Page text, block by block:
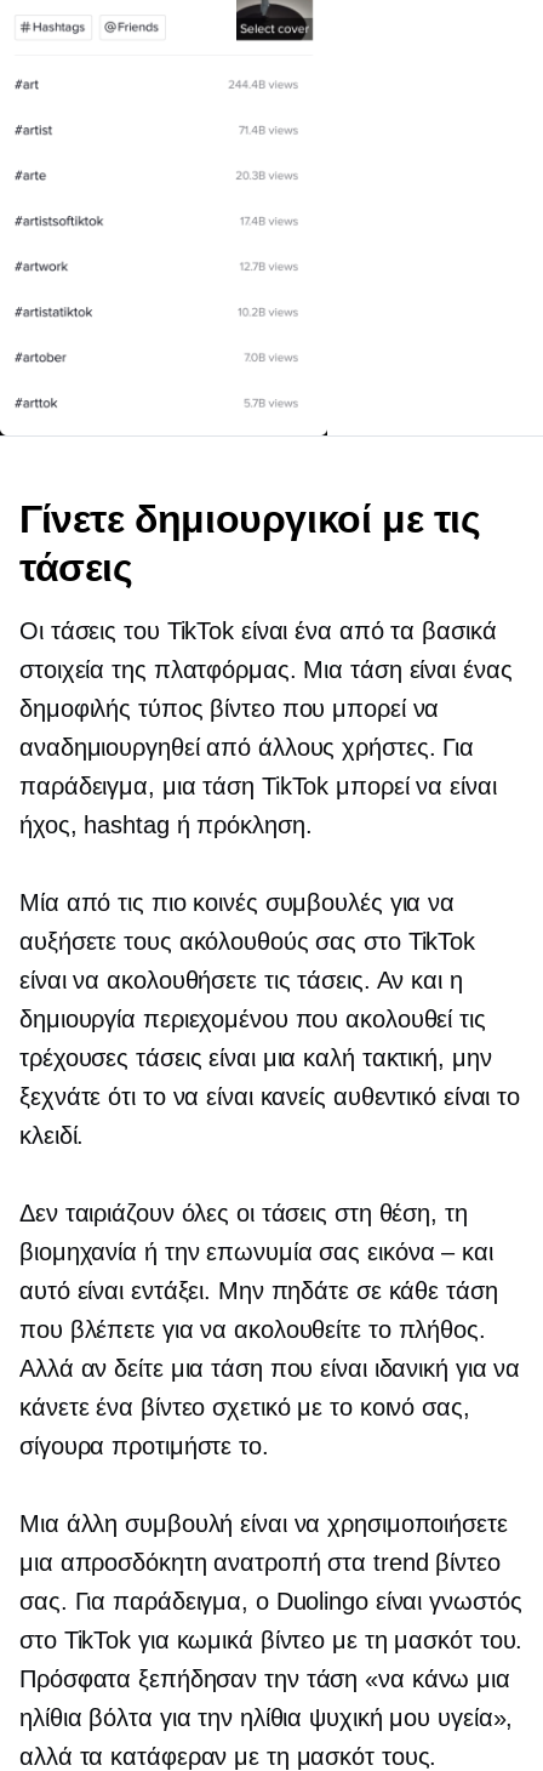
Γίνετε δημιουργικοί με τις
τάσεις
Οι τάσεις του TikTok είναι ένα από τα βασικά
στοιχεία της πλατφόρμας. Μια τάση είναι ένας
δημοφιλής τύπος βίντεο που μπορεί να
αναδημιουργηθεί από άλλους χρήστες. Για
παράδειγμα, μια τάση TikTok μπορεί να είναι
ήχος, hashtag ή πρόκληση.
Μία από τις πιο κοινές συμβουλές για να
αυξήσετε τους ακόλουθούς σας στο TikTok
είναι να ακολουθήσετε τις τάσεις. Αν και η
δημιουργία περιεχομένου που ακολουθεί τις
τρέχουσες τάσεις είναι μια καλή τακτική, μην
ξεχνάτε ότι το να είναι κανείς αυθεντικό είναι το
κλειδί.
Δεν ταιριάζουν όλες οι τάσεις στη θέση, τη
βιομηχανία ή την επωνυμία σας εικόνα – και
αυτό είναι εντάξει. Μην πηδάτε σε κάθε τάση
που βλέπετε για να ακολουθείτε το πλήθος.
Αλλά αν δείτε μια τάση που είναι ιδανική για να
κάνετε ένα βίντεο σχετικό με το κοινό σας,
σίγουρα προτιμήστε το.
Μια άλλη συμβουλή είναι να χρησιμοποιήσετε
μια απροσδόκητη ανατροπή στα trend βίντεο
σας. Για παράδειγμα, ο Duolingo είναι γνωστός
στο TikTok για κωμικά βίντεο με τη μασκότ του.
Πρόσφατα ξεπήδησαν την τάση «να κάνω μια
ηλίθια βόλτα για την ηλίθια ψυχική μου υγεία»,
αλλά τα κατάφεραν με τη μασκότ τους.